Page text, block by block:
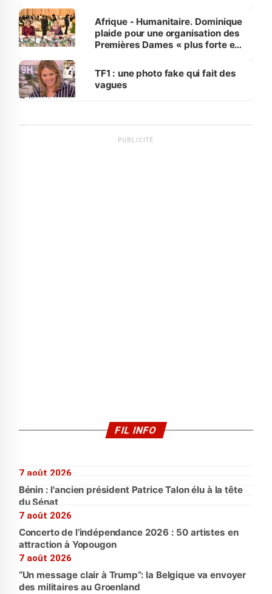
Afrique - Humanitaire. Dominique
plaide pour une organisation des
Premières Dames « plus forte et
sur la scène internationale »
TF1 : une photo fake qui fait des
vagues
PUBLICITÉ
FIL INFO
7 août 2026
Bénin : l'ancien président Patrice Talon élu à la tête
du Sénat
7 août 2026
Concerto de l’indépendance 2026 : 50 artistes en
attraction à Yopougon
7 août 2026
“Un message clair à Trump”: la Belgique va envoyer
des militaires au Groenland